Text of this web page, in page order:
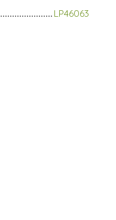
LP46063